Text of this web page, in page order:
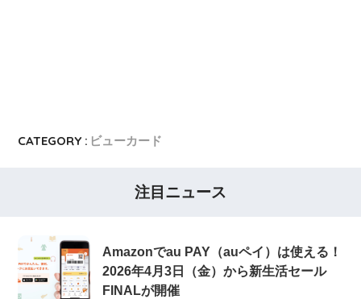
CATEGORY : ビューカード
注目ニュース
Amazonでau PAY（auペイ）は使える！
2026年4月3日（金）から新生活セール
FINALが開催